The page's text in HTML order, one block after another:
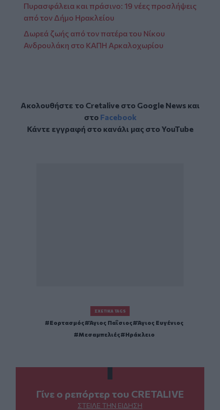
Πυρασφάλεια και πράσινο: 19 νέες προσλήψεις
από τον Δήμο Ηρακλείου
Δωρεά ζωής από τον πατέρα του Νίκου
Ανδρουλάκη στο ΚΑΠΗ Αρκαλοχωρίου
Ακολουθήστε το Cretalive στο Google Newsκαι
στο Facebook
Κάντε εγγραφή στο κανάλι μας στοYouTube
ΣΧΕΤΙΚΆ TAGS
Εορτασμός Άγιος Παΐσιος
Άγιος Ευγένιος
Μεσαμπελιές
Ηράκλειο
Γίνε ο ρεπόρτερ του CRETALIVE
ΣΤΕΊΛΕ ΤΗΝ ΕΊΔΗΣΗ